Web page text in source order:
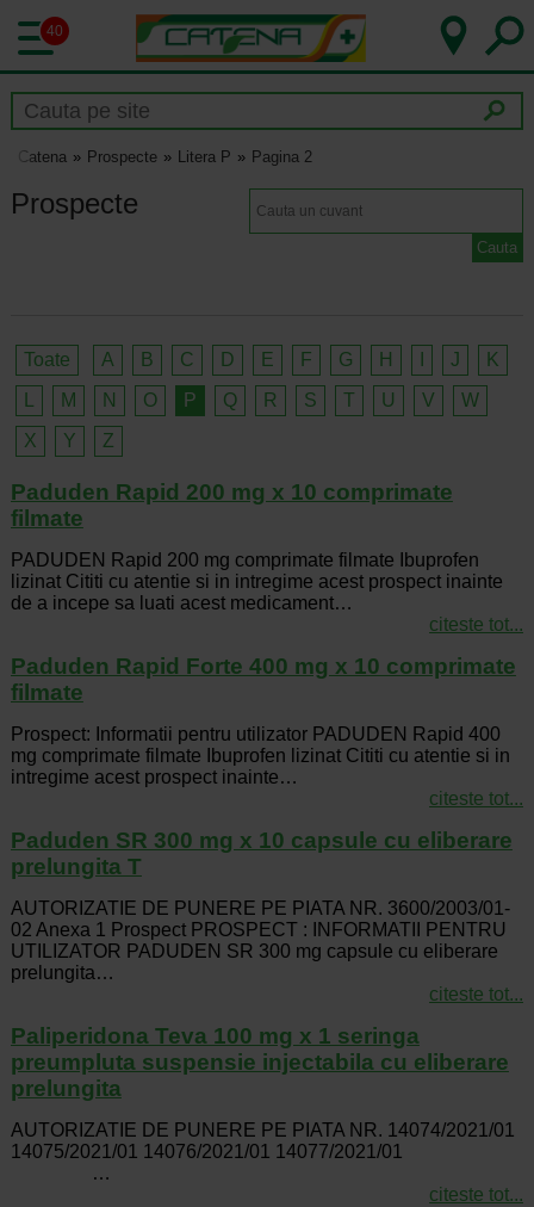
40
Catena Prospecte Litera P Pagina 2
Prospecte
Toate A B C D E F G H J
K
M N O P Q R S T U V
W
X
Y Z
Paduden Rapid 200 mg x 10 comprimate
filmate
PADUDEN Rapid 200 mg comprimate filmate Ibuprofen
lizinat Cititi cu atentie si in intregime acest prospect inainte
de a incepe sa luati acest medicament…
citeste tot...
Paduden Rapid Forte 400 mg x 10 comprimate
filmate
Prospect: Informatii pentru utilizator PADUDEN Rapid 400
mg comprimate filmate Ibuprofen lizinat Cititi cu atentie si in
intregime acest prospect inainte…
citeste tot...
Paduden SR 300 mg x 10 capsule cu eliberare
prelungita T
AUTORIZATIE DE PUNERE PE PIATA NR. 3600/2003/01-
02 Anexa 1 Prospect PROSPECT : INFORMATII PENTRU
UTILIZATOR PADUDEN SR 300 mg capsule cu eliberare
prelungita…
citeste tot...
Paliperidona Teva 100 mg x 1 seringa
preumpluta suspensie injectabila cu eliberare
prelungita
AUTORIZATIE DE PUNERE PE PIATA NR. 14074/2021/01
14075/2021/01 14076/2021/01 14077/2021/01
…
citeste tot...